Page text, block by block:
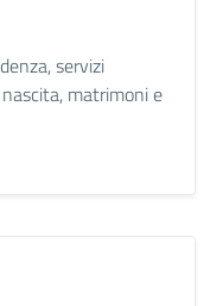
servizi
matrimoni e